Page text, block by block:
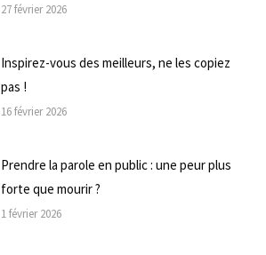
27 février 2026
Inspirez-vous des meilleurs, ne les copiez
pas !
16 février 2026
Prendre la parole en public : une peur plus
forte que mourir ?
1 février 2026